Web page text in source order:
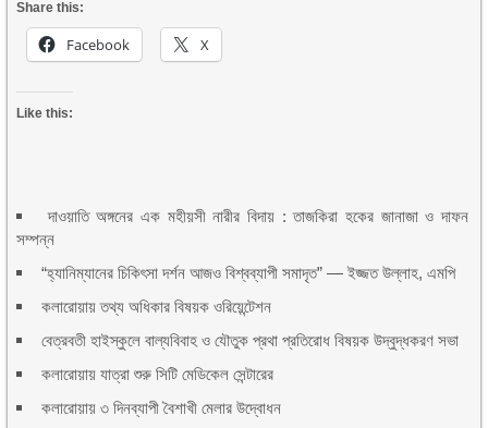
Share this:
Facebook X
Like this:
দাওয়াতি অঙ্গনের এক মহীয়সী নারীর বিদায় : তাজকিরা হকের জানাজা ও দাফন
সম্পন্ন
“হ্যানিম্যানের চিকিৎসা দর্শন আজও বিশ্বব্যাপী সমাদৃত” — ইজ্জত উল্লাহ, এমপি
কলারোয়ায় তথ্য অধিকার বিষয়ক ওরিয়েন্টেশন
বেত্রবতী হাইস্কুলে বাল্যবিবাহ ও যৌতুক প্রথা প্রতিরোধ বিষয়ক উদ্বুদ্ধকরণ সভা
কলারোয়ায় যাত্রা শুরু সিটি মেডিকেল সেন্টারের
কলারোয়ায় ৩ দিনব্যাপী বৈশাখী মেলার উদ্বোধন